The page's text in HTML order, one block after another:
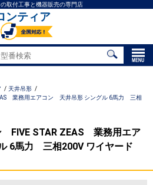
取付工事と機器販売の専門店
ンティア
天井吊形
業務用エアコン 天井吊形 シングル 6馬力 三相
FIVE STAR ZEAS 業務用エア
6馬力 三相200V ワイヤード